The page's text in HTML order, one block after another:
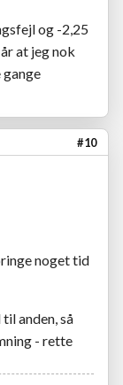
og -2,25
at jeg nok
#10
noget tid
anden, så
- rette